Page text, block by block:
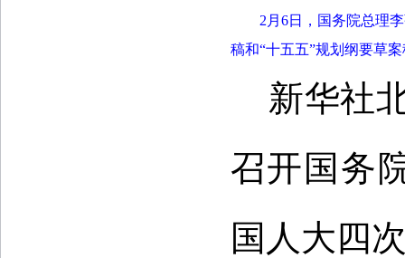
2月6日，国务院总理
稿和“十五五”规划纲要草
新华社
召开国务
国人大四